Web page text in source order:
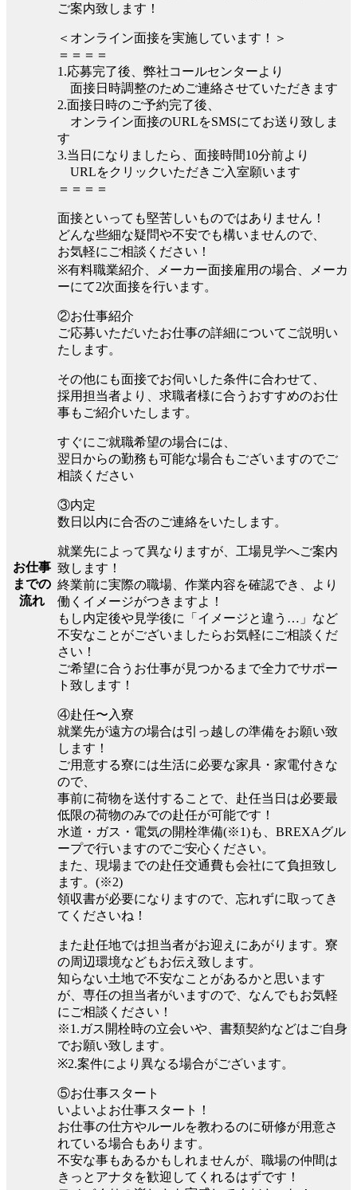
お仕事
までの
流れ
ご案内致します！
＜オンライン面接を実施しています！＞
＝＝＝＝
1.応募完了後、弊社コールセンターより
面接日時調整のためご連絡させていただきます
2.面接日時のご予約完了後、
オンライン面接のURLをSMSにてお送り致しま
す
3.当日になりましたら、面接時間10分前より
URLをクリックいただきご入室願います
＝＝＝＝
面接といっても堅苦しいものではありません！
どんな些細な疑問や不安でも構いませんので、
お気軽にご相談ください！
※有料職業紹介、メーカー面接雇用の場合、メーカ
ーにて2次面接を行います。
②お仕事紹介
ご応募いただいたお仕事の詳細についてご説明い
たします。
その他にも面接でお伺いした条件に合わせて、
採用担当者より、求職者様に合うおすすめのお仕
事もご紹介いたします。
すぐにご就職希望の場合には、
翌日からの勤務も可能な場合もございますのでご
相談ください
③内定
数日以内に合否のご連絡をいたします。
就業先によって異なりますが、工場見学へご案内
致します！
終業前に実際の職場、作業内容を確認でき、より
働くイメージがつきますよ！
もし内定後や見学後に「イメージと違う…」など
不安なことがございましたらお気軽にご相談くだ
さい！
ご希望に合うお仕事が見つかるまで全力でサポー
ト致します！
④赴任〜入寮
就業先が遠方の場合は引っ越しの準備をお願い致
します！
ご用意する寮には生活に必要な家具・家電付きな
ので、
事前に荷物を送付することで、赴任当日は必要最
低限の荷物のみでの赴任が可能です！
水道・ガス・電気の開栓準備(※1)も、BREXAグル
ープで行いますのでご安心ください。
また、現場までの赴任交通費も会社にて負担致し
ます。(※2)
領収書が必要になりますので、忘れずに取ってき
てくださいね！
また赴任地では担当者がお迎えにあがります。寮
の周辺環境などもお伝え致します。
知らない土地で不安なことがあるかと思います
が、専任の担当者がいますので、なんでもお気軽
にご相談ください！
※1.ガス開栓時の立会いや、書類契約などはご自身
でお願い致します。
※2.案件により異なる場合がございます。
⑤お仕事スタート
いよいよお仕事スタート！
お仕事の仕方やルールを教わるのに研修が用意さ
れている場合もあります。
不安な事もあるかもしれませんが、職場の仲間は
きっとアナタを歓迎してくれるはずです！